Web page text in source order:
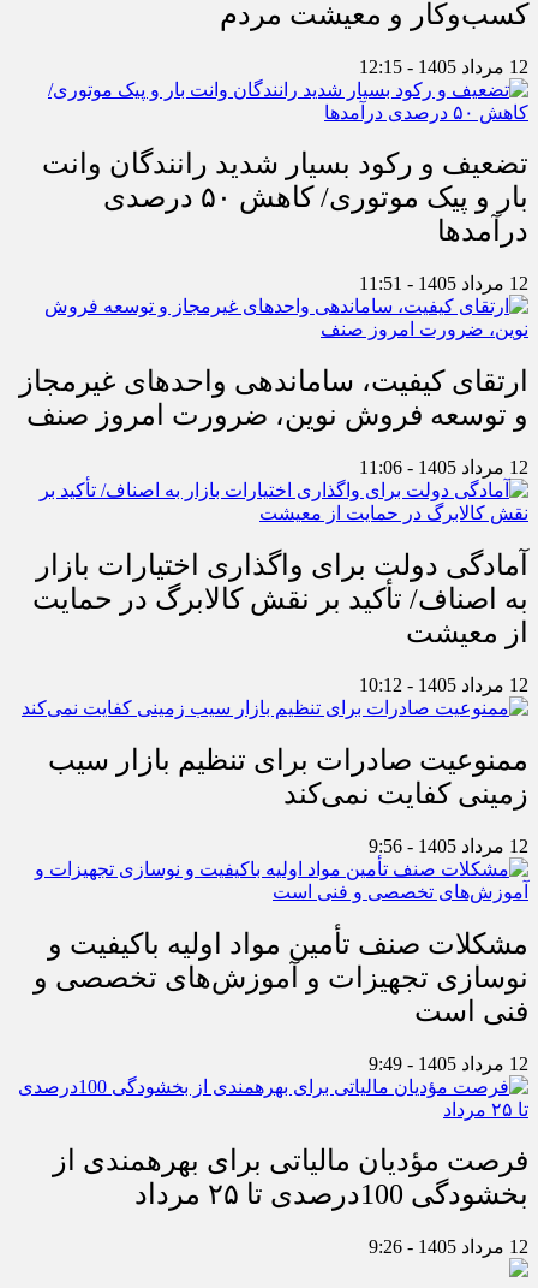
کسب‌وکار و معیشت مردم
12 مرداد 1405 - 12:15
تضعیف و رکود بسیار شدید رانندگان وانت
بار و پیک موتوری/ کاهش ۵۰ درصدی
درآمدها
12 مرداد 1405 - 11:51
ارتقای کیفیت، ساماندهی واحدهای غیرمجاز
و توسعه فروش نوین، ضرورت امروز صنف
12 مرداد 1405 - 11:06
آمادگی دولت برای واگذاری اختیارات بازار
به اصناف/ تأکید بر نقش کالابرگ در حمایت
از معیشت
12 مرداد 1405 - 10:12
ممنوعیت صادرات برای تنظیم بازار سیب
زمینی کفایت نمی‌کند
12 مرداد 1405 - 9:56
مشکلات صنف تأمین مواد اولیه باکیفیت و
نوسازی تجهیزات و آموزش‌های تخصصی و
فنی است
12 مرداد 1405 - 9:49
فرصت مؤدیان مالیاتی برای بهره‎مندی از
بخشودگی 100درصدی تا ۲۵ مرداد
12 مرداد 1405 - 9:26